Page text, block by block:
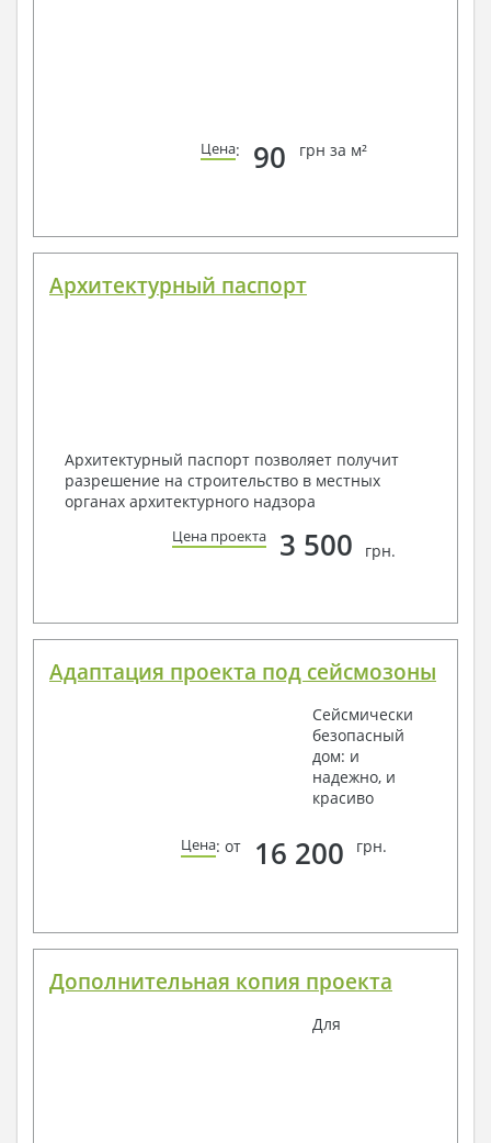
Цена: 90 грн за м²
Архитектурный паспорт
Архитектурный паспорт позволяет получит
разрешение на строительство в местных
органах архитектурного надзора
Цена проекта 3 500 грн.
Адаптация проекта под сейсмозоны
Сейсмически
безопасный
дом: и
надежно, и
красиво
Цена: от 16 200 грн.
Дополнительная копия проекта
Для